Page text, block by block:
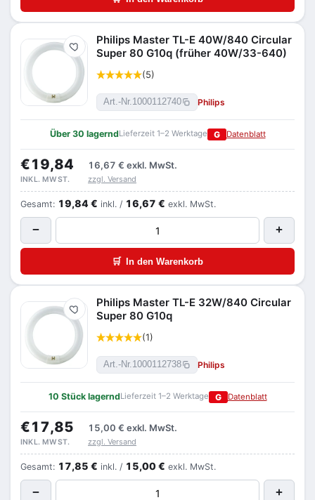
Merken
Philips Master TL-E 40W/840 Circular
Super 80 G10q (früher 40W/33-640)
(5)
Art.-Nr.1000112740 Philips
Über 30 lagerndLieferzeit 1–2 Werktage G Datenblatt
€19,84 16,67 € exkl. MwSt.
INKL. MWST. zzgl. Versand
Gesamt: 19,84 € inkl. / 16,67 € exkl. MwSt.
− +
🛒 In den Warenkorb
Merken
Philips Master TL-E 32W/840 Circular
Super 80 G10q
(1)
Art.-Nr.1000112738 Philips
10 Stück lagerndLieferzeit 1–2 Werktage G Datenblatt
€17,85 15,00 € exkl. MwSt.
INKL. MWST. zzgl. Versand
Gesamt: 17,85 € inkl. / 15,00 € exkl. MwSt.
− +